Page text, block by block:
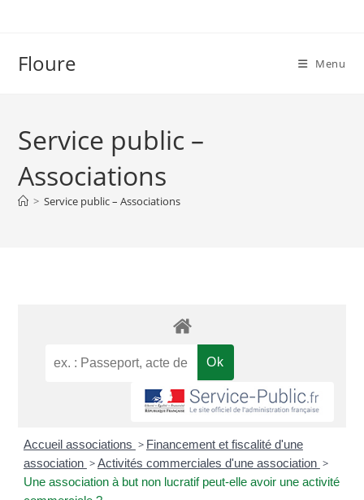
Floure Menu
Service public –
Associations
> Service public – Associations
Accueil associations > Financement et fiscalité d'une
association >Activités commerciales d'une association >
Une association à but non lucratif peut-elle avoir une activité